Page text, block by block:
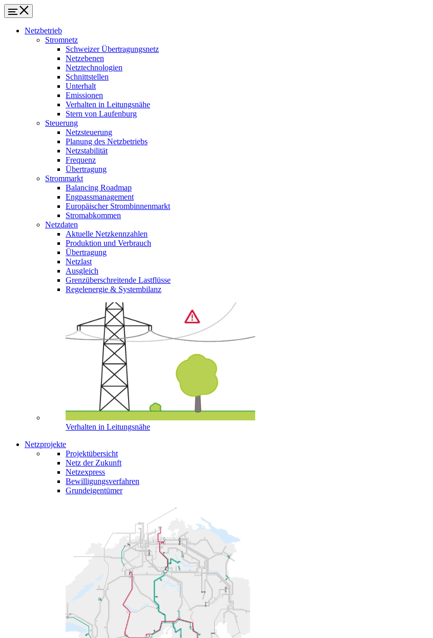
Netzbetrieb
Stromnetz
Schweizer Übertragungsnetz
Netzebenen
Netztechnologien
Schnittstellen
Unterhalt
Emissionen
Verhalten in Leitungsnähe
Stern von Laufenburg
Steuerung
Netzsteuerung
Planung des Netzbetriebs
Netzstabilität
Frequenz
Übertragung
Strommarkt
Balancing Roadmap
Engpassmanagement
Europäischer Strombinnenmarkt
Stromabkommen
Netzdaten
Aktuelle Netzkennzahlen
Produktion und Verbrauch
Übertragung
Netzlast
Ausgleich
Grenzüberschreitende Lastflüsse
Regelenergie & Systembilanz
Verhalten in Leitungsnähe
Netzprojekte
Projektübersicht
Netz der Zukunft
Netzexpress
Bewilligungsverfahren
Grundeigentümer